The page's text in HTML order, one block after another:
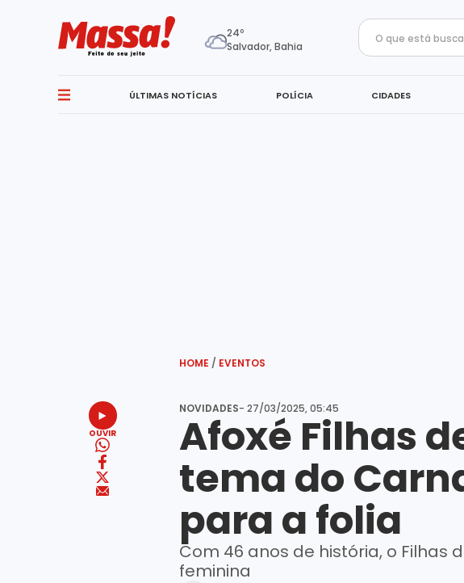
24º
Salvador, Bahia
ÚLTIMAS NOTÍCIAS POLÍCIA CIDADES
HOME / EVENTOS
OUVIR
NOVIDADES- 27/03/2025, 05:45
Afoxé Filhas
tema do
para a folia
Com 46 anos de história, o Filhas
feminina